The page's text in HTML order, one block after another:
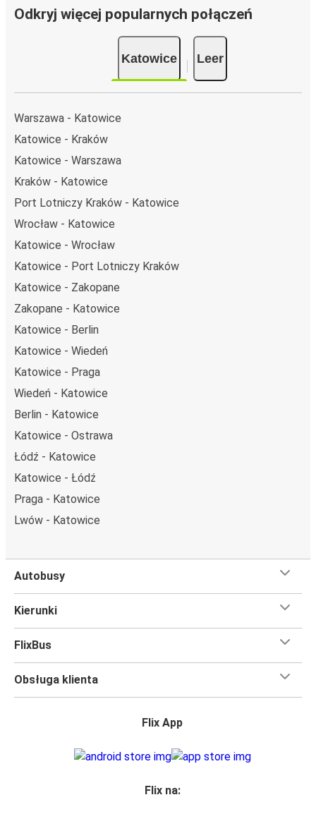
Odkryj więcej popularnych połączeń
Katowice Leer
Warszawa - Katowice
Katowice - Kraków
Katowice - Warszawa
Kraków - Katowice
Port Lotniczy Kraków - Katowice
Wrocław - Katowice
Katowice - Wrocław
Katowice - Port Lotniczy Kraków
Katowice - Zakopane
Zakopane - Katowice
Katowice - Berlin
Katowice - Wiedeń
Katowice - Praga
Wiedeń - Katowice
Berlin - Katowice
Katowice - Ostrawa
Łódź - Katowice
Katowice - Łódź
Praga - Katowice
Lwów - Katowice
Autobusy
Kierunki
FlixBus
Obsługa klienta
Flix App
Flix na: